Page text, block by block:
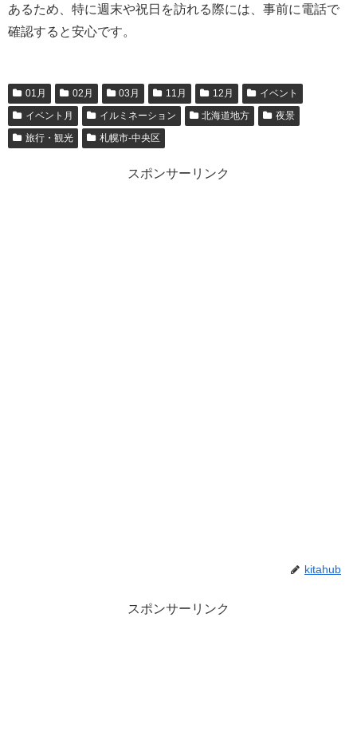
あるため、特に週末や祝日を訪れる際には、事前に電話で
確認すると安心です。
01月 02月 03月 11月 12月
イベント
イベント月
イルミネーション 北海道地方
夜景
旅行・観光
札幌市-中央区
スポンサーリンク
kitahub
スポンサーリンク